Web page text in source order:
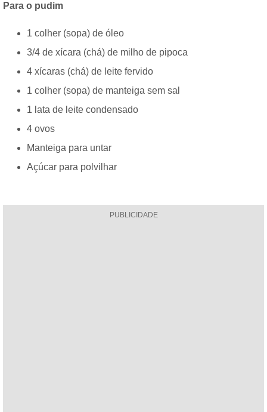
Para o pudim
1 colher (sopa) de óleo
3/4 de xícara (chá) de milho de pipoca
4 xícaras (chá) de leite fervido
1 colher (sopa) de manteiga sem sal
1 lata de leite condensado
4 ovos
Manteiga para untar
Açúcar para polvilhar
PUBLICIDADE